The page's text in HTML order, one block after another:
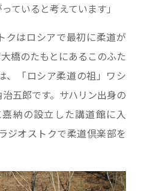
ていると考えています」
クはロシアで最初に柔道が
橋のたもとにあるこのふた
、「ロシア柔道の祖」ワシ
五郎です。サハリン出身の
納の設立した講道館に入
ジオストクで柔道倶楽部を